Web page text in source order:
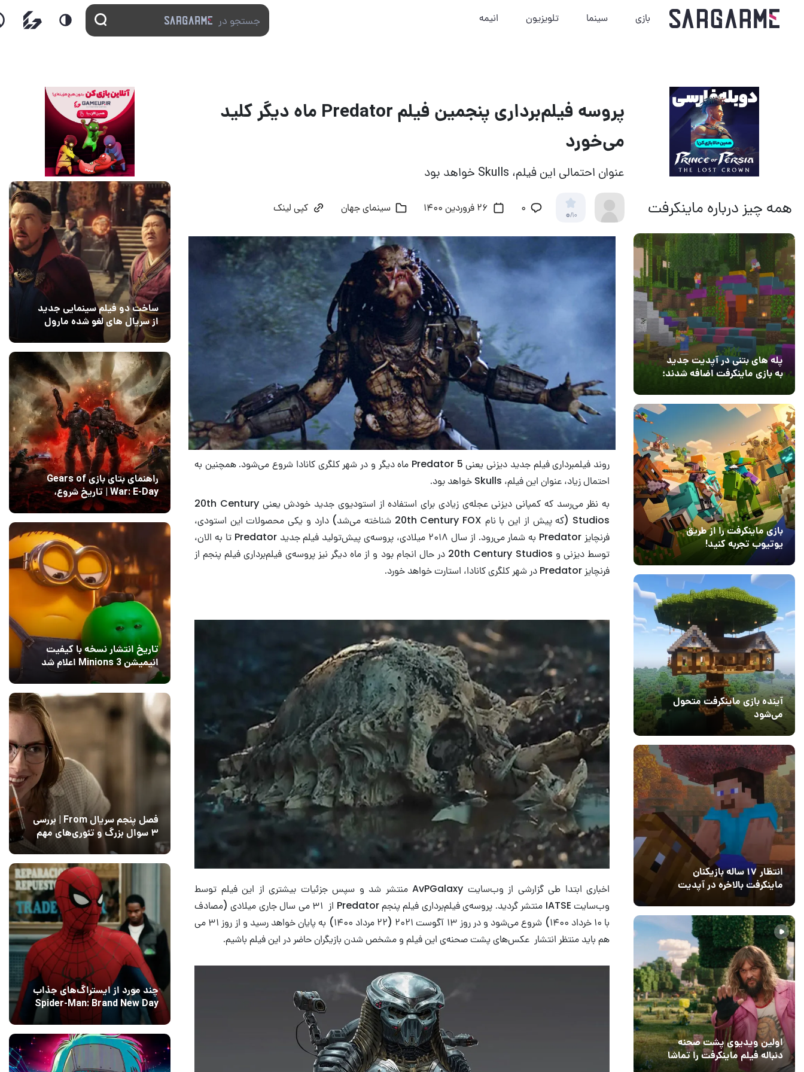
بازی سینما تلویزیون انیمه
همه چیز درباره ماینکرفت
پله های بتنی در آپدیت جدید
به بازی ماینکرفت اضافه شدند؛
بازی ماینکرفت را از طریق
یوتیوب تجربه کنید!
41
آینده بازی ماینکرفت متحول
می‌شود
انتظار ۱۷ ساله بازیکنان
ماینکرفت بالاخره در آپدیت
جدید بازی به پایان رسید
اولین ویدیوی پشت صحنه
دنباله فیلم ماینکرفت را تماشا
کنید
پروسه فیلم‌برداری پنجمین فیلم Predator ماه دیگر کلید
می‌خورد
عنوان احتمالی این فیلم، Skulls خواهد بود
0/10 ۰ 26 فروردین 1400 سینمای جهان کپی لینک
روند فیلمبرداری فیلم جدید دیزنی یعنی Predator 5 ماه دیگر و در شهر کلگری کانادا شروع می‌شود. همچنین به
احتمال زیاد، عنوان این فیلم، Skulls خواهد بود.
به نظر می‌رسد که کمپانی دیزنی عجله‌ی زیادی برای استفاده از استودیوی جدید خودش یعنی 20th Century
Studios (که پیش از این با نام 20th Century FOX شناخته می‌شد) دارد و یکی محصولات این استودی،
فرنچایز Predator به شمار می‌رود. از سال ۲۰۱۸ میلادی، پروسه‌ی پیش‌تولید فیلم جدید Predator تا به الان،
توسط دیزنی و 20th Century Studios در حال انجام بود و از ماه دیگر نیز پروسه‌ی فیلم‌برداری فیلم پنجم از
فرنچایز Predator در شهر کلگری کانادا، استارت خواهد خورد.
اخباری ابتدا طی گزارشی از وب‌سایت AvPGalaxy منتشر شد و سپس جزئیات بیشتری از این فیلم توسط
وب‌سایت IATSE منتشر گردید. پروسه‌ی فیلم‌برداری فیلم پنجم Predator از ۳۱ می سال جاری میلادی (مصادف
با ۱۰ خرداد ۱۴۰۰) شروع می‌شود و در روز ۱۳ آگوست ۲۰۲۱ (۲۲ مرداد ۱۴۰۰) به پایان خواهد رسید و از روز ۳۱ می
هم باید منتظر انتشار عکس‌های پشت صحنه‌ی این فیلم و مشخص شدن بازیگران حاضر در این فیلم باشیم.
14 مرداد 1405
ساخت دو فیلم سینمایی جدید
از سریال های لغو شده مارول
۰
راهنمای بتای بازی Gears of
War: E-Day | تاریخ‌ شروع،
محتواها و نحوه دسترسی
تاریخ انتشار نسخه با کیفیت
انیمیشن Minions 3 اعلام شد
فصل پنجم سریال From | بررسی
۳ سوال بزرگ و تئوری‌های مهم
12 مرداد 1405
چند مورد از ایستراگ‌های جذاب
Spider-Man: Brand New Day
فاش شدند
۰